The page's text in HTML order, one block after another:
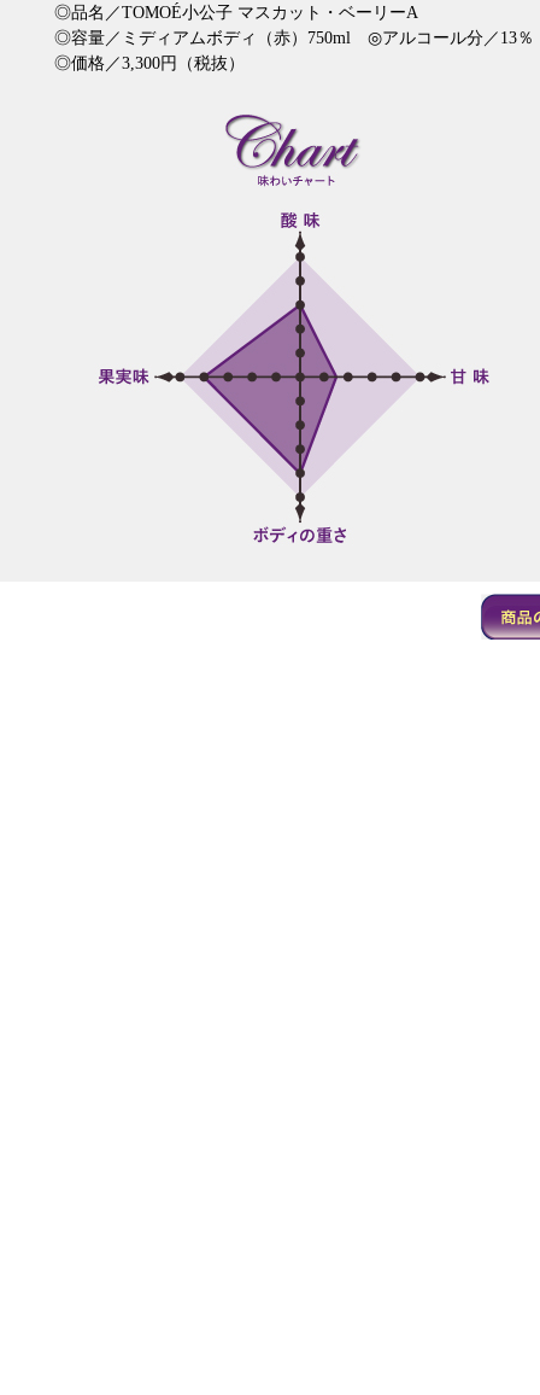
◎品名／TOMOÉ小公子 マスカット・ベーリーA
◎容量／ミディアムボディ（赤）750ml ◎アルコール分／13％
◎価格／3,300円（税抜）